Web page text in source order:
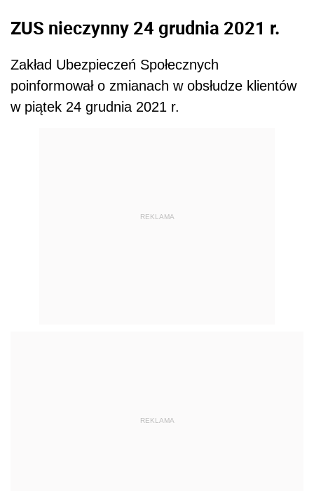
ZUS nieczynny 24 grudnia 2021 r.
Zakład Ubezpieczeń Społecznych
poinformował o zmianach w obsłudze klientów
w piątek 24 grudnia 2021 r.
REKLAMA
REKLAMA